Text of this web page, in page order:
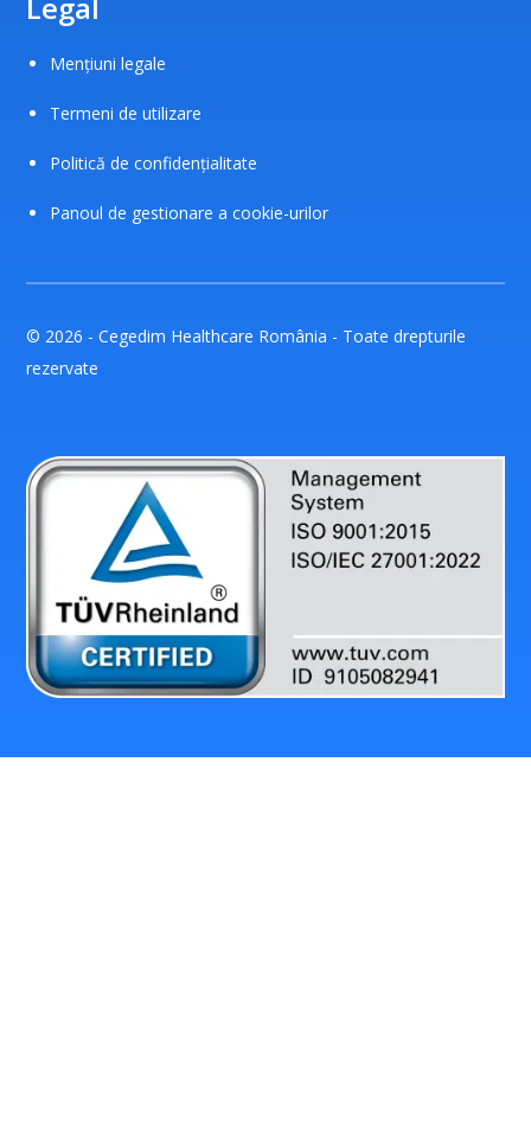
Mențiuni legale
Termeni de utilizare
Politică de confidențialitate
Panoul de gestionare a cookie-urilor
© 2026 - Cegedim Healthcare România - Toate drepturile
rezervate